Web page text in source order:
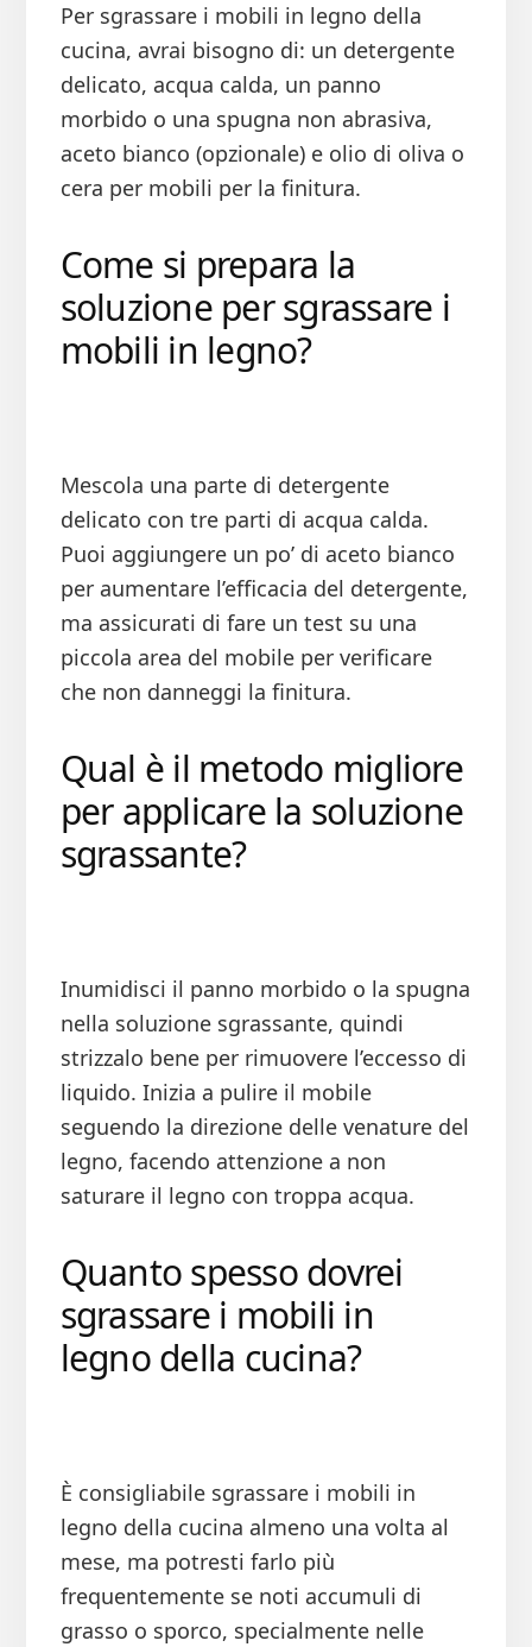
Per sgrassare i mobili in legno della
cucina, avrai bisogno di: un detergente
delicato, acqua calda, un panno
morbido o una spugna non abrasiva,
aceto bianco (opzionale) e olio di oliva o
cera per mobili per la finitura.
Come si prepara la
soluzione per sgrassare i
mobili in legno?
Mescola una parte di detergente
delicato con tre parti di acqua calda.
Puoi aggiungere un po’ di aceto bianco
per aumentare l’efficacia del detergente,
ma assicurati di fare un test su una
piccola area del mobile per verificare
che non danneggi la finitura.
Qual è il metodo migliore
per applicare la soluzione
sgrassante?
Inumidisci il panno morbido o la spugna
nella soluzione sgrassante, quindi
strizzalo bene per rimuovere l’eccesso di
liquido. Inizia a pulire il mobile
seguendo la direzione delle venature del
legno, facendo attenzione a non
saturare il legno con troppa acqua.
Quanto spesso dovrei
sgrassare i mobili in
legno della cucina?
È consigliabile sgrassare i mobili in
legno della cucina almeno una volta al
mese, ma potresti farlo più
frequentemente se noti accumuli di
grasso o sporco, specialmente nelle